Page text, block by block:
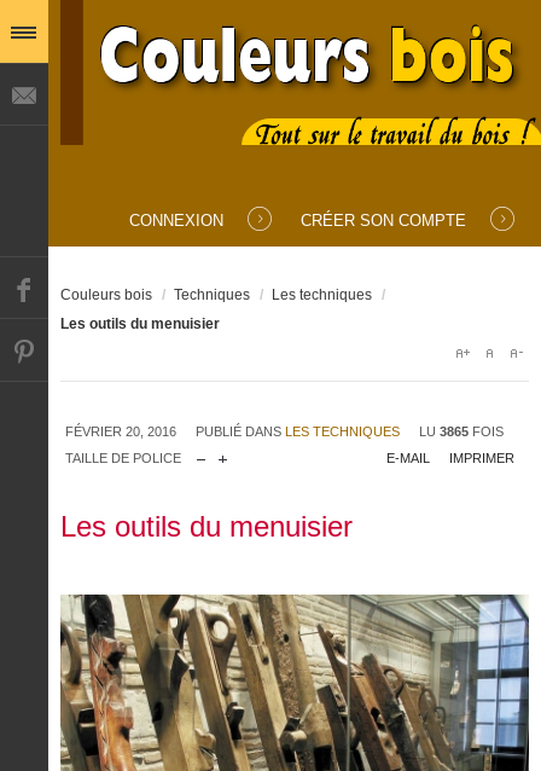
CONNEXION CRÉER SON COMPTE
Couleurs bois / Techniques / Les techniques /
Les outils du menuisier
FÉVRIER 20, 2016 PUBLIÉ DANS LES TECHNIQUES LU 3865 FOIS
TAILLE DE POLICE
IMPRIMER
E-MAIL
Les outils du menuisier
Mot de passe oublié ?